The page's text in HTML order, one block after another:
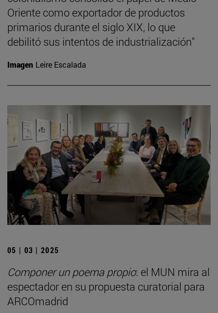
Oriente como exportador de productos
primarios durante el siglo XIX, lo que
debilitó sus intentos de industrialización"
Imagen Leire Escalada
05 | 03 | 2025
Componer un poema propio: el MUN mira al
espectador en su propuesta curatorial para
ARCOmadrid